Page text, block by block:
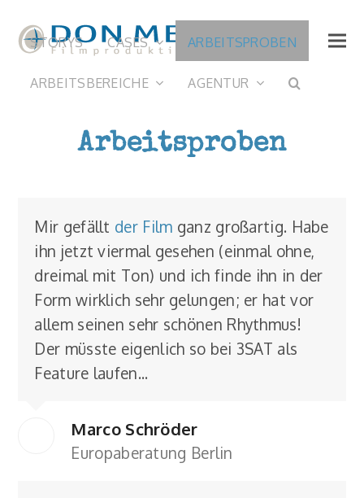
STORYS CASES ARBEITSPROBEN
ARBEITSBEREICHE AGENTUR
Arbeitsproben
Mir gefällt der Film ganz großartig. Habe
ihn jetzt viermal gesehen (einmal ohne,
dreimal mit Ton) und ich finde ihn in der
Form wirklich sehr gelungen; er hat vor
allem seinen sehr schönen Rhythmus!
Der müsste eigenlich so bei 3SAT als
Feature laufen...
Marco Schröder
Europaberatung Berlin